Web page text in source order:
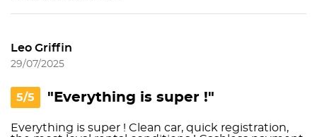
Leo Griffin
29/07/2025
5/5 "Everything is super !"
Everything is super ! Clean car, quick registration,